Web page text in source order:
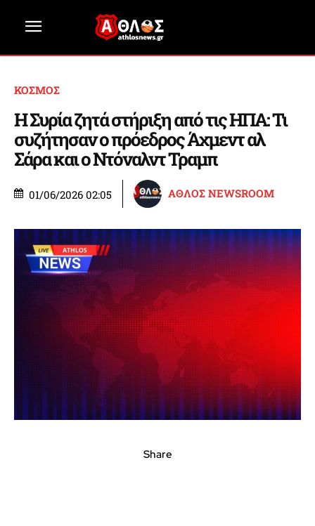
ΚΟΣΜΟΣ
Η Συρία ζητά στήριξη από τις ΗΠΑ: Τι
συζήτησαν ο πρόεδρος Άχμεντ αλ
Σάρα και ο Ντόναλντ Τραμπ
01/06/2026 02:05 ΑΘΛΟΣ NEWSROOM
Share